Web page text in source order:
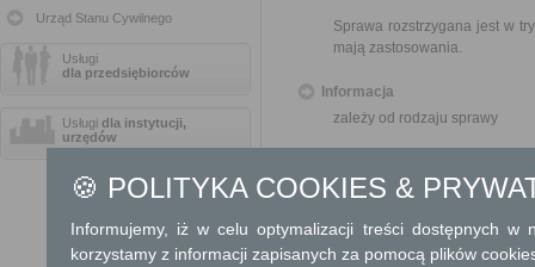
Urząd Stanu Cywilnego
Usługi
dla przedsiębiorców
Usługi dla instytucji,
urzędów
Sprawa rozstrzygana jest w
mają zastosowania.
Informacja
zależy od rodzaju sprawy
Opłata
Nie podlega
🍪 POLITYKA COOKIES &
Informujemy, iż w celu optymalizacji treści dostępnych w
korzystamy z informacji zapisanych za pomocą plików